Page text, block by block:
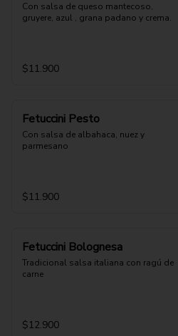
Con salsa de queso mantecoso,
gruyere, azul , grana padano y crema.
$11.900
Fetuccini Pesto
Con salsa de albahaca, nuez y
parmesano
$11.900
Fetuccini Bolognesa
Tradicional salsa italiana con ragú de
carne
$12.900